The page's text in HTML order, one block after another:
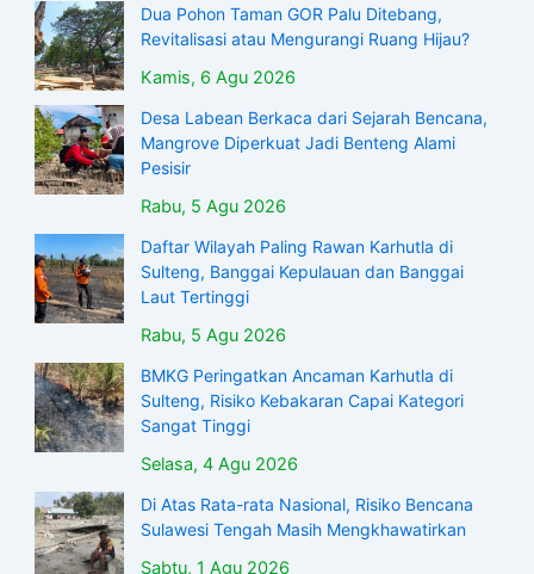
Dua Pohon Taman GOR Palu Ditebang,
Revitalisasi atau Mengurangi Ruang Hijau?
Kamis, 6 Agu 2026
Desa Labean Berkaca dari Sejarah Bencana,
Mangrove Diperkuat Jadi Benteng Alami
Pesisir
Rabu, 5 Agu 2026
Daftar Wilayah Paling Rawan Karhutla di
Sulteng, Banggai Kepulauan dan Banggai
Laut Tertinggi
Rabu, 5 Agu 2026
BMKG Peringatkan Ancaman Karhutla di
Sulteng, Risiko Kebakaran Capai Kategori
Sangat Tinggi
Selasa, 4 Agu 2026
Di Atas Rata-rata Nasional, Risiko Bencana
Sulawesi Tengah Masih Mengkhawatirkan
Sabtu, 1 Agu 2026